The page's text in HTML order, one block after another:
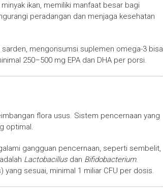
ikan, memiliki manfaat besar bagi
peradangan dan menjaga kesehatan
mengonsumsi suplemen omega-3 bisa
250–500 mg EPA dan DHA per porsi.
flora usus. Sistem pencernaan yang
optimal.
gangguan pencernaan, seperti sembelit,
Lactobacillusdan Bifidobacterium.
sesuai, minimal 1 miliar CFU per dosis.